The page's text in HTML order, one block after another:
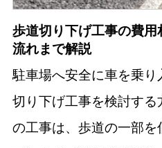
歩道切り下げ工事の費用
流れまで解説
駐車場へ安全に車を乗
切り下げ工事を検討する
の工事は、歩道の一部を